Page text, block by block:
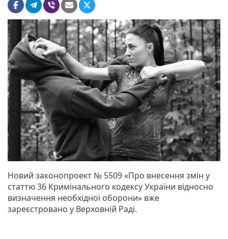
Новий законопроект № 5509 «Про внесення змін у
статтю 36 Кримінального кодексу України відносно
визначення необхідної оборони» вже
зареєстровано у Верховній Раді.